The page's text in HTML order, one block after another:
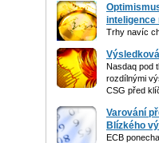
inteligence
Trhy navíc
Nasdaq pod
rozdílnými
CSG před
Varování
Blízkého
ECB